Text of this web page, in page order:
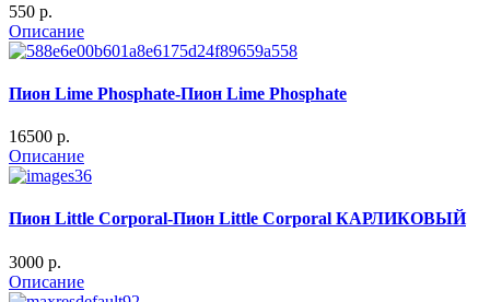
550 p.
Описание
Пион Lime Phosphate-Пион Lime Phosphate
16500 p.
Описание
Пион Little Corporal-Пион Little Corporal КАРЛИКОВЫЙ
3000 p.
Описание